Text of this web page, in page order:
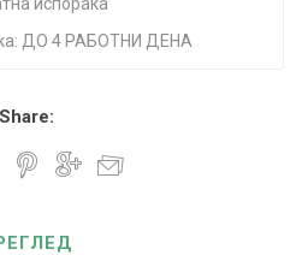
ДО 4 РАБОТНИ ДЕНА
Share: